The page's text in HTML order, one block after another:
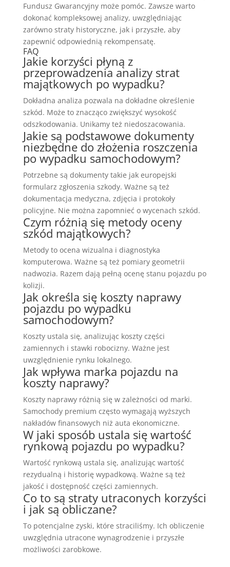
Fundusz Gwarancyjny może pomóc. Zawsze warto
dokonać kompleksowej analizy, uwzględniając
zarówno straty historyczne, jak i przyszłe, aby
zapewnić odpowiednią rekompensatę.
FAQ
Jakie korzyści płyną z
przeprowadzenia analizy strat
majątkowych po wypadku?
Dokładna analiza pozwala na dokładne określenie
szkód. Może to znacząco zwiększyć wysokość
odszkodowania. Unikamy też niedoszacowania.
Jakie są podstawowe dokumenty
niezbędne do złożenia roszczenia
po wypadku samochodowym?
Potrzebne są dokumenty takie jak europejski
formularz zgłoszenia szkody. Ważne są też
dokumentacja medyczna, zdjęcia i protokoły
policyjne. Nie można zapomnieć o wycenach szkód.
Czym różnią się metody oceny
szkód majątkowych?
Metody to ocena wizualna i diagnostyka
komputerowa. Ważne są też pomiary geometrii
nadwozia. Razem dają pełną ocenę stanu pojazdu po
kolizji.
Jak określa się koszty naprawy
pojazdu po wypadku
samochodowym?
Koszty ustala się, analizując koszty części
zamiennych i stawki robocizny. Ważne jest
uwzględnienie rynku lokalnego.
Jak wpływa marka pojazdu na
koszty naprawy?
Koszty naprawy różnią się w zależności od marki.
Samochody premium często wymagają wyższych
nakładów finansowych niż auta ekonomiczne.
W jaki sposób ustala się wartość
rynkową pojazdu po wypadku?
Wartość rynkową ustala się, analizując wartość
rezydualną i historię wypadkową. Ważne są też
jakość i dostępność części zamiennych.
Co to są straty utraconych korzyści
i jak są obliczane?
To potencjalne zyski, które straciliśmy. Ich obliczenie
uwzględnia utracone wynagrodzenie i przyszłe
możliwości zarobkowe.